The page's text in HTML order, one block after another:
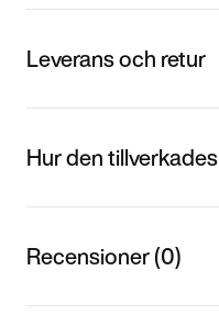
Leverans och retur
Hur den tillverkades
Recensioner (0)